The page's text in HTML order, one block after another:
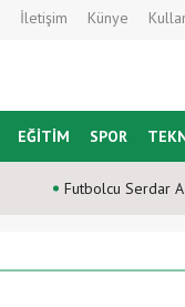
İletişim Künye
EĞİTİM SPOR
Futbolcu Serdar